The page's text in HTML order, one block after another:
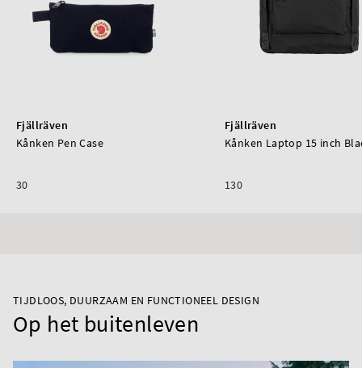
TIJDLOOS, DUURZAAM EN FUNCTIONEEL DESIGN
Op het buitenleven
Fjällräven
Kånken Pen Case
30
Fjällräven
Kånken Laptop 15 inch
130